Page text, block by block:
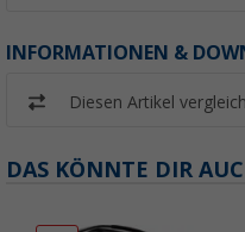
INFORMATIONEN &
Diesen Artikel
DAS KÖNNTE DIR